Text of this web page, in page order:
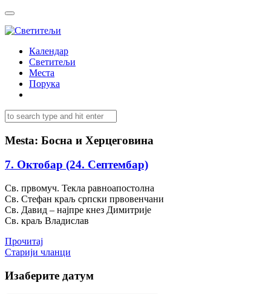
Календар
Светитељи
Места
Порука
Mesta: Босна и Херцеговина
7. Октобар (24. Септембар)
Св. првомуч. Текла равноапостолна
Св. Стефан краљ српски првовенчани
Св. Давид – најпре кнез Димитрије
Св. краљ Владислав
Прочитај
Кретање
чланака
Старији чланци
Изаберите датум